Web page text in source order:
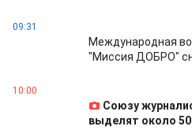
09:31
Международная
"Миссия ДОБРО"
10:00
Союзу
выделят около